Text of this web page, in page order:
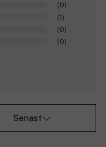
(0)
(1)
(0)
(0)
Senast